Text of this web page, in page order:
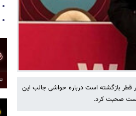
قطر بازگشته است درباره حواشی جالب این
است صحبت کرد.